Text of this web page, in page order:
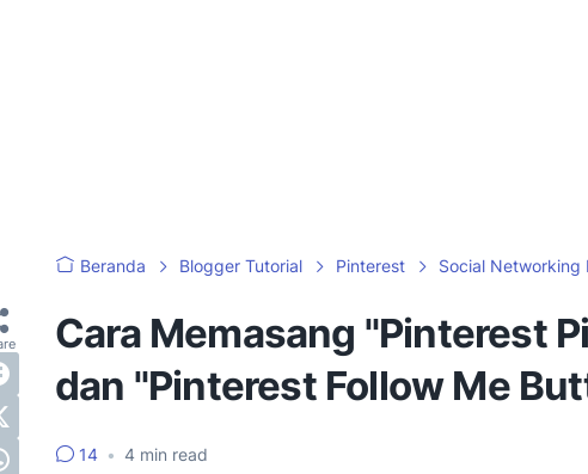
Beranda Blogger Tutorial Pinterest Social Networking
Cara Memasang "Pinterest
dan "Pinterest Follow Me
14 • 4 min read